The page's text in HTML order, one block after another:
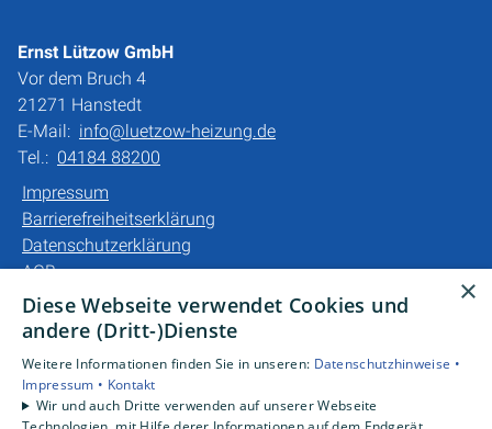
Ernst Lützow GmbH
Vor dem Bruch 4
21271 Hanstedt
E-Mail: info@luetzow-heizung.de
Tel.: 04184 88200
Impressum
Barrierefreiheitserklärung
Datenschutzerklärung
AGB
Unsere Bereiche
Gewerbekunden
Karriere
×
Diese Webseite verwendet Cookies und
andere (Dritt-)Dienste
Weitere Informationen finden Sie in unseren: Datenschutzhinweise •
Impressum • Kontakt
Wir und auch Dritte verwenden auf unserer Webseite